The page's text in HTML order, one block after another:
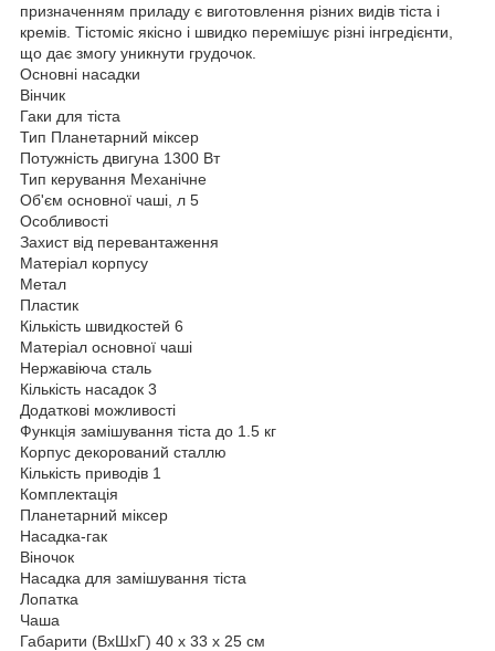
призначенням приладу є виготовлення різних видів тіста і
кремів. Тістоміс якісно і швидко перемішує різні інгредієнти,
що дає змогу уникнути грудочок.
Основні насадки
Вінчик
Гаки для тіста
Тип Планетарний міксер
Потужність двигуна 1300 Вт
Тип керування Механічне
Об'єм основної чаші, л 5
Особливості
Захист від перевантаження
Матеріал корпусу
Метал
Пластик
Кількість швидкостей 6
Матеріал основної чаші
Нержавіюча сталь
Кількість насадок 3
Додаткові можливості
Функція замішування тіста до 1.5 кг
Корпус декорований сталлю
Кількість приводів 1
Комплектація
Планетарний міксер
Насадка-гак
Віночок
Насадка для замішування тіста
Лопатка
Чаша
Габарити (ВхШхГ) 40 x 33 x 25 см